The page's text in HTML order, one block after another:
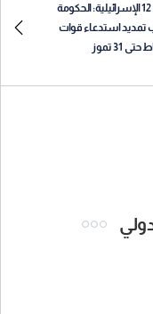
القناة 12 الإسرائيلية: الحكومة
استدعاء قوات
31 تموز